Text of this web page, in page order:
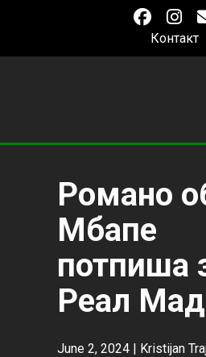
Контакт
Романо
Мбапе
потпиша
Реал
June 2, 2024 | Kristijan